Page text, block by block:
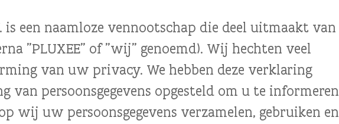
is een naamloze vennootschap die deel uitmaakt van
"PLUXEE" of "wij" genoemd). Wij hechten veel
van uw privacy. We hebben deze verklaring
van persoonsgegevens opgesteld om u te informeren
wij uw persoonsgegevens verzamelen, gebruiken en